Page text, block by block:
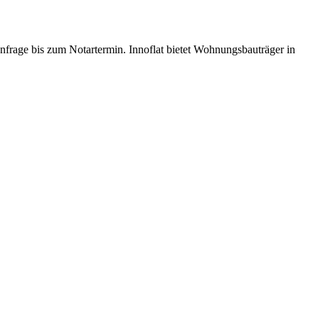
bis zum Notartermin. Innoflat bietet Wohnungsbauträger in